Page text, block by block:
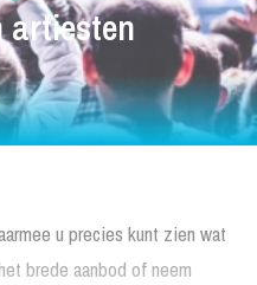
artiesten
u precies kunt zien wat
brede aanbod of neem